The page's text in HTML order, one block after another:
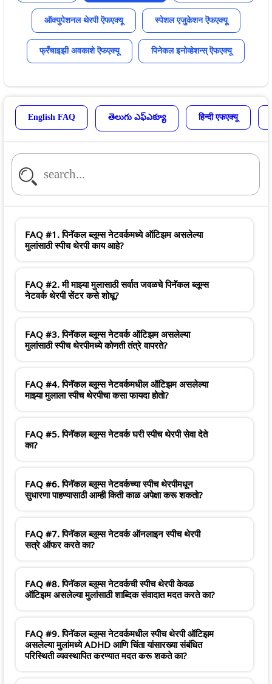
ऑक्युपेशनल थेरपी ऎफएक्यू स्पेशल एजुकेशन ऎफएक्यू
फ्रँचाइझी अवकाशे ऎफएक्यू पिनेकल इनोव्हेशन्स् ऎफएक्यू
English FAQ తెలుగు ఎఫ్ఎక్యూ हिन्दी एफएक्यू
FAQ #1. पिनॅकल ब्लूम्स नेटवर्कमध्ये ऑटिझम असलेल्या
मुलांसाठी स्पीच थेरपी काय आहे?
FAQ #2. मी माझ्या मुलासाठी सर्वात जवळचे पिनॅकल ब्लूम्स
नेटवर्क थेरपी सेंटर कसे शोधू?
FAQ #3. पिनॅकल ब्लूम्स नेटवर्क ऑटिझम असलेल्या
मुलांसाठी स्पीच थेरपीमध्ये कोणती तंत्रे वापरते?
FAQ #4. पिनॅकल ब्लूम्स नेटवर्कमधील ऑटिझम असलेल्या
माझ्या मुलाला स्पीच थेरपीचा कसा फायदा होतो?
FAQ #5. पिनॅकल ब्लूम्स नेटवर्क घरी स्पीच थेरपी सेवा देते
का?
FAQ #6. पिनॅकल ब्लूम्स नेटवर्कच्या स्पीच थेरपीमधून
सुधारणा पाहण्यासाठी आम्ही किती काळ अपेक्षा करू शकतो?
FAQ #7. पिनॅकल ब्लूम्स नेटवर्क ऑनलाइन स्पीच थेरपी
सत्रे ऑफर करते का?
FAQ #8. पिनॅकल ब्लूम्स नेटवर्कची स्पीच थेरपी केवळ
ऑटिझम असलेल्या मुलांसाठी शाब्दिक संवादात मदत करते का?
FAQ #9. पिनॅकल ब्लूम्स नेटवर्कमधील स्पीच थेरपी ऑटिझम
असलेल्या मुलांमध्ये ADHD आणि चिंता यांसारख्या संबंधित
परिस्थिती व्यवस्थापित करण्यात मदत करू शकते का?